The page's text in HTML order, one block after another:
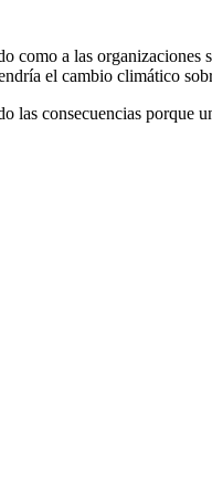
como a las
el cambio climático
consecuencias porque